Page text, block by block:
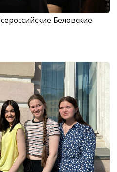
Беловские